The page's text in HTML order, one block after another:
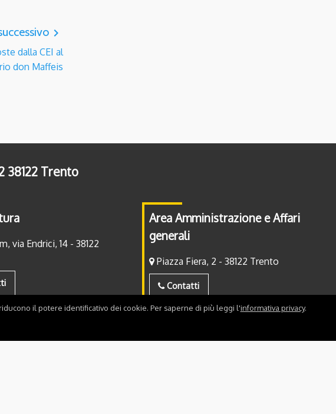
navigate_next
dalla CEI al
don Maffeis
38122 Trento
via Endrici, 14 - 38122
Area Amministrazione e Affari
generali
Piazza Fiera, 2 - 38122 Trento
Contatti
il potere identificativo dei cookie. Per saperne di più leggi l'informativa privacy.